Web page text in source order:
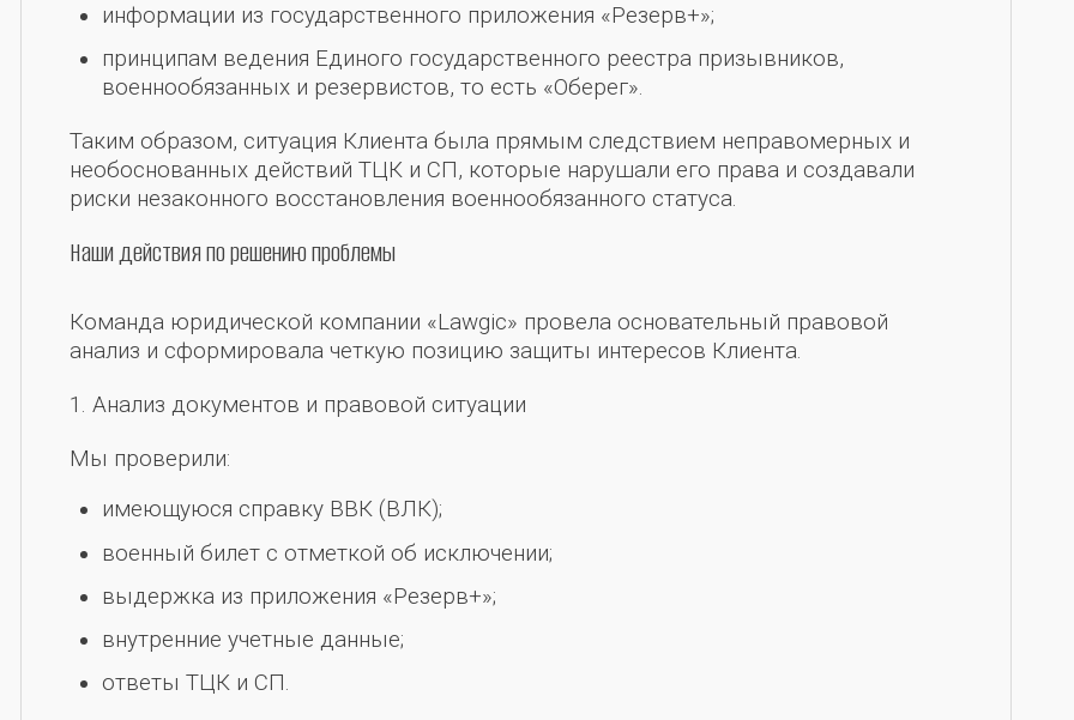
информации из государственного приложения «Резерв+»;
принципам ведения Единого государственного реестра призывников,
военнообязанных и резервистов, то есть «Оберег».
Таким образом, ситуация Клиента была прямым следствием неправомерных и
необоснованных действий ТЦК и СП, которые нарушали его права и создавали
риски незаконного восстановления военнообязанного статуса.
Наши действия по решению проблемы
Команда юридической компании «Lawgic» провела основательный правовой
анализ и сформировала четкую позицию защиты интересов Клиента.
1. Анализ документов и правовой ситуации
Мы проверили:
имеющуюся справку ВВК (ВЛК);
военный билет с отметкой об исключении;
выдержка из приложения «Резерв+»;
внутренние учетные данные;
ответы ТЦК и СП.